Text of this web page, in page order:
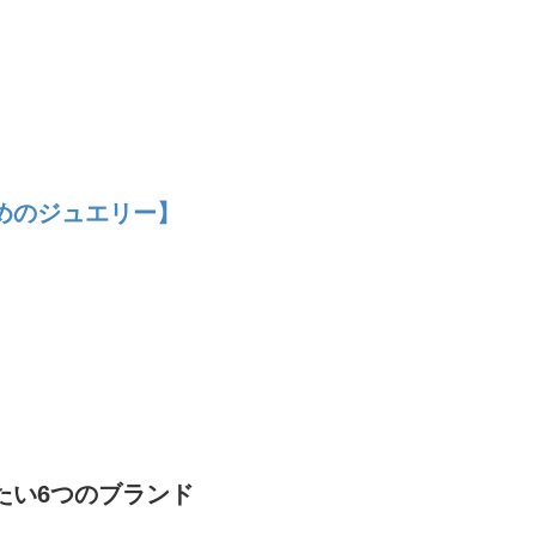
ジュエリー】
い6つのブランド